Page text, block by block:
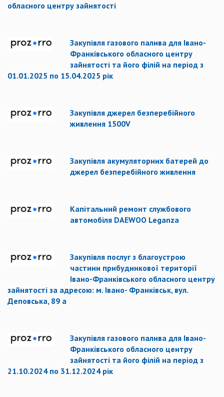
обласного центру зайнятості
Закупівля газового палива для Івано-
Франківського обласного центру
зайнятості та його філій на період з
01.01.2025 по 15.04.2025 рік
Закупівля джерел безперебійного
живлення 1500V
Закупівля акумуляторних батерей до
джерел безперебійного живлення
Капітальний ремонт службового
автомобіля DAEWOO Leganza
Закупівля послуг з благоустрою
частини прибудинкової території
Івано-Франківського обласного центру
зайнятості за адресою: м. Івано- Франківськ, вул.
Деповська, 89 а
Закупівля газового палива для Івано-
Франківського обласного центру
зайнятості та його філій на період з
21.10.2024 по 31.12.2024 рік